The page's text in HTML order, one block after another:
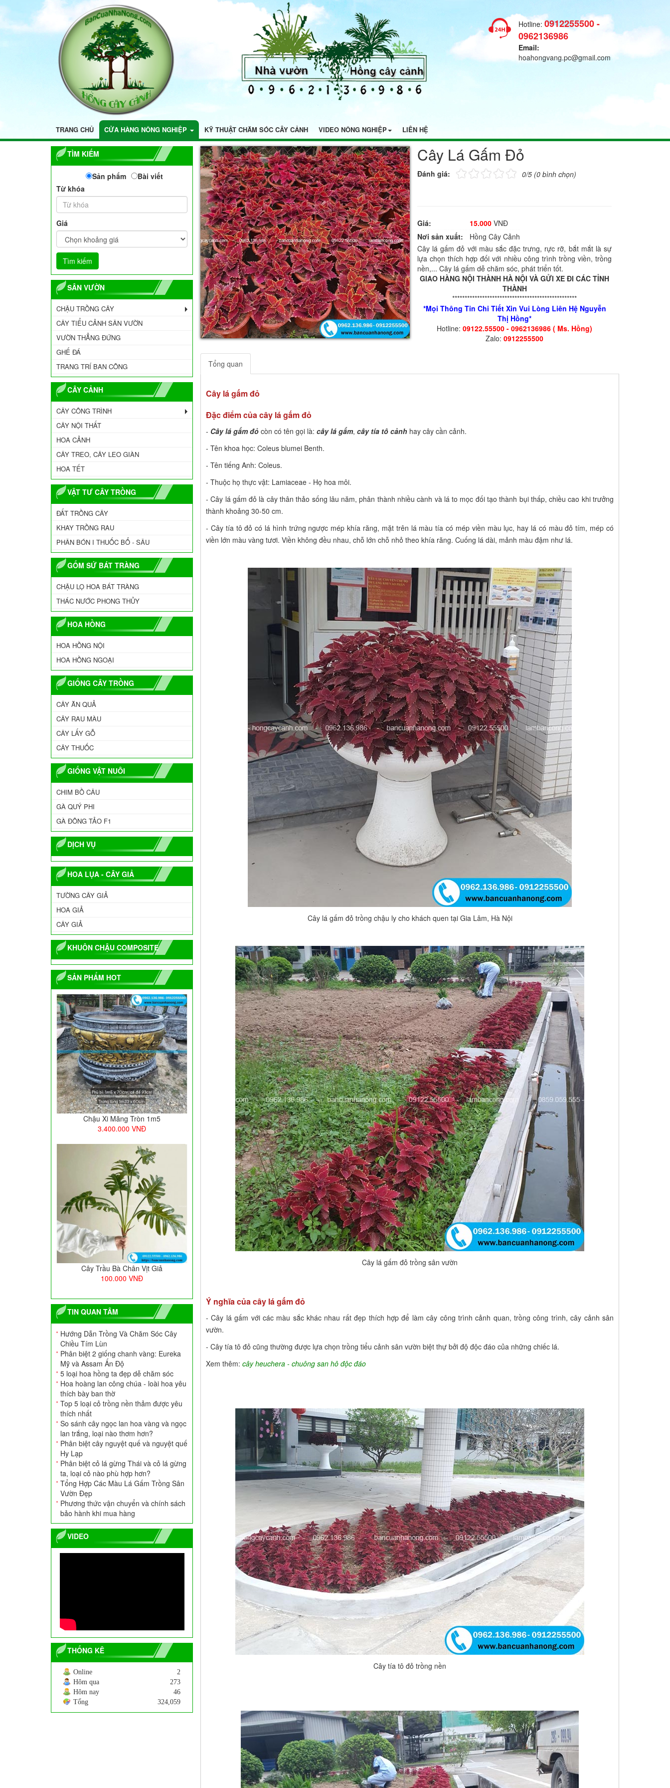
Hotline: 0912255500 -
0962136986
Email:
hoahongvang.pc@gmail.com
TRANG CHỦ CỬA HÀNG NÔNG NGHIỆP KỸ THUẬT CHĂM SÓC CÂY CẢNH VIDEO NÔNG NGHIỆP LIÊN HỆ
TÌM KIẾM
Sản phẩm
Bài viết
Từ khóa
Giá
SÂN VƯỜN
CHẬU TRỒNG CÂY
CÂY TIỂU CẢNH SÂN VƯỜN
VƯỜN THẲNG ĐỨNG
GHẾ ĐÁ
TRANG TRÍ BAN CÔNG
CÂY CẢNH
CÂY CÔNG TRÌNH
CÂY NỘI THẤT
HOA CẢNH
CÂY TREO, CÂY LEO GIÀN
HOA TẾT
VẬT TƯ CÂY TRỒNG
ĐẤT TRỒNG CÂY
KHAY TRỒNG RAU
PHÂN BÓN I THUỐC BỔ - SÂU
GỐM SỨ BÁT TRÀNG
CHẬU LỌ HOA BÁT TRÀNG
THÁC NƯỚC PHONG THỦY
HOA HỒNG
HOA HỒNG NỘI
HOA HỒNG NGOẠI
GIỐNG CÂY TRỒNG
CÂY ĂN QUẢ
CÂY RAU MÀU
CÂY LẤY GỖ
CÂY THUỐC
GIỐNG VẬT NUÔI
CHIM BỒ CÂU
GÀ QUÝ PHI
GÀ ĐÔNG TẢO F1
DỊCH VỤ
HOA LỤA - CÂY GIẢ
TƯỜNG CÂY GIẢ
HOA GIẢ
CÂY GIẢ
KHUÔN CHẬU COMPOSITE
SẢN PHẨM HOT
Chậu Xi Măng Tròn 1m5
3.400.000 VNĐ
Cây Trầu Bà Chân Vịt Giả
100.000 VNĐ
700.000VNĐ
TIN QUAN TÂM
Hướng Dẫn Trồng Và Chăm Sóc Cây
Chiều Tím Lùn
Phân biệt 2 giống chanh vàng: Eureka
Mỹ và Assam Ấn Độ
5 loại hoa hồng ta đẹp dễ chăm sóc
Hoa hoàng lan công chúa - loài hoa yêu
thích bày ban thờ
Top 5 loại cỏ trồng nền thảm được yêu
thích nhất
So sánh cây ngọc lan hoa vàng và ngọc
lan trắng, loại nào thơm hơn?
Phân biệt cây nguyệt quế và nguyệt quế
Hy Lạp
Phân biệt cỏ lá gừng Thái và cỏ lá gừng
ta, loại cỏ nào phù hợp hơn?
Tổng Hợp Các Màu Lá Gấm Trồng Sân
Vườn Đẹp
Phương thức vận chuyển và chính sách
bảo hành khi mua hàng
VIDEO
THỐNG KÊ
Online
2
Hôm qua
273
Hôm nay
46
Tổng
324,059
Cây Lá Gấm Đỏ
Đánh giá: 0/5 (0 bình chọn)
Giá: 15.000 VNĐ
Nơi sản xuất:
Hồng Cây Cảnh
Cây lá gấm đỏ với màu sắc đặc trưng, rực rỡ, bắt mắt là sự
lựa chọn thích hợp đối với nhiều công trình trồng viền, trồng
nền,... Cây lá gấm dễ chăm sóc, phát triển tốt.
GIAO HÀNG NỘI THÀNH HÀ NỘI VÀ GỬI XE ĐI CÁC TỈNH
THÀNH
**************************************************
*Mọi Thông Tin Chi Tiết Xin Vui Lòng Liên Hệ Nguyễn
Thị Hồng*
Hotline: 09122.55500 - 0962136986 ( Ms. Hồng)
Zalo: 0912255500
Tổng quan
Cây lá gấm đỏ
Đặc điểm của cây lá gấm đỏ
- Cây lá gấm đỏ còn có tên gọi là: cây lá gấm, cây tía tô cảnh hay cây cần cảnh.
- Tên khoa học: Coleus blumei Benth.
- Tên tiếng Anh: Coleus.
- Thuộc họ thực vật: Lamiaceae - Họ hoa môi.
- Cây lá gấm đỏ là cây thân thảo sống lâu năm, phân thành nhiều cành và lá to mọc đối tạo thành bụi thấp, chiều cao khi trưởng
thành khoảng 30-50 cm.
- Cây tía tô đỏ có lá hình trứng ngược mép khía răng, mặt trên lá màu tía có mép viền màu lục, hay lá có màu đỏ tím, mép có
viền lớn màu vàng tươi. Viền không đều nhau, chỗ lớn chỗ nhỏ theo khía răng. Cuống lá dài, mảnh màu đậm như lá.
Cây lá gấm đỏ trồng chậu ly cho khách quen tại Gia Lâm, Hà Nội
Cây lá gấm đỏ trồng sân vườn
Ý nghĩa của cây lá gấm đỏ
- Cây lá gấm với các màu sắc khác nhau rất đẹp thích hợp để làm cây công trình cảnh quan, trồng công trình, cây cảnh sân
vườn.
- Cây tía tô đỏ cũng thường được lựa chọn trồng tiểu cảnh sân vườn biệt thự bởi độ độc đáo của những chiếc lá.
Xem thêm: cây heuchera - chuông san hô độc đáo
Cây tía tô đỏ trồng nền